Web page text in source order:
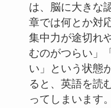
は、脳に大きな
章では何とか対
集中力が途切れ
むのがつらい」
い」という状態
ると、英語を読
ってしまいます。